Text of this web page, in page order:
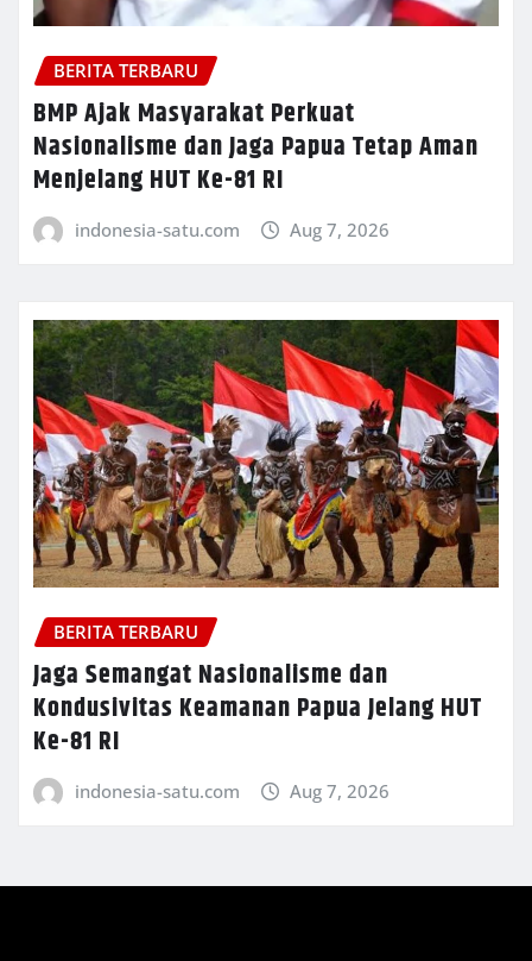
BERITA TERBARU
BMP Ajak Masyarakat Perkuat
Nasionalisme dan Jaga Papua Tetap Aman
Menjelang HUT Ke-81 RI
indonesia-satu.com Aug 7, 2026
BERITA TERBARU
Jaga Semangat Nasionalisme dan
Kondusivitas Keamanan Papua Jelang HUT
Ke-81 RI
indonesia-satu.com Aug 7, 2026